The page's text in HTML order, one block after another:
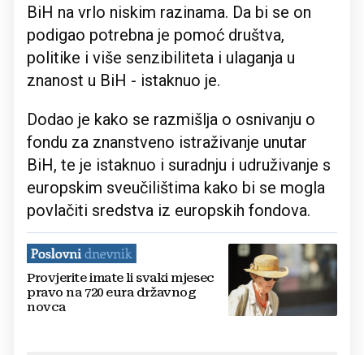
BiH na vrlo niskim razinama. Da bi se on
podigao potrebna je pomoć društva,
politike i više senzibiliteta i ulaganja u
znanost u BiH - istaknuo je.
Dodao je kako se razmišlja o osnivanju o
fondu za znanstveno istraživanje unutar
BiH, te je istaknuo i suradnju i udruživanje s
europskim sveučilištima kako bi se mogla
povlačiti sredstva iz europskih fondova.
Provjerite imate li svaki mjesec
pravo na 720 eura državnog
novca